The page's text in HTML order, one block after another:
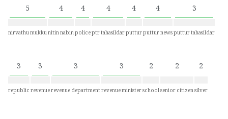
5
nirvathu mukku
4
nitin nabin
4
police
4
ptr tahasildar
4
puttur
4
puttur news
3
puttur tahasildar
3
republic
3
revenue
3
revenue department
3
revenue minister
2
school
2
senior citizen
2
silver